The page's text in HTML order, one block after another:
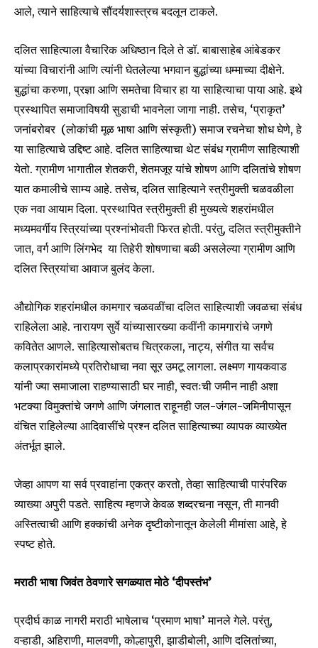
Fans Followers
आले, त्याने साहित्याचे सौंदर्यशास्त्रच बदलून टाकले.
दलित साहित्याला वैचारिक अधिष्ठान दिले ते डॉ. बाबासाहेब आंबेडकर
यांच्या विचारांनी आणि त्यांनी घेतलेल्या भगवान बुद्धांच्या धम्माच्या दीक्षेने.
बुद्धांचा करुणा, प्रज्ञा आणि समतेचा विचार हा या साहित्याचा पाया आहे. इथे
प्रस्थापित समाजाविषयी सुडाची भावनेला जागा नाही. तसेच, ‘प्राकृत’
जनांबरोबर (लोकांची मूळ भाषा आणि संस्कृती) समाज रचनेचा शोध घेणे, हे
या साहित्याचे उद्दिष्ट आहे. दलित साहित्याचा थेट संबंध ग्रामीण साहित्याशी
येतो. ग्रामीण भागातील शेतकरी, शेतमजूर यांचे शोषण आणि दलितांचे शोषण
यात कमालीचे साम्य आहे. तसेच, दलित साहित्याने स्त्रीमुक्ती चळवळीला
एक नवा आयाम दिला. प्रस्थापित स्त्रीमुक्ती ही मुख्यत्वे शहरांमधील
मध्यमवर्गीय स्त्रियांच्या प्रश्नांभोवती फिरत होती. परंतु, दलित स्त्रीमुक्तीने
जात, वर्ग आणि लिंगभेद या तिहेरी शोषणाचा बळी असलेल्या ग्रामीण आणि
दलित स्त्रियांचा आवाज बुलंद केला.
औद्योगिक शहरांमधील कामगार चळवळींचा दलित साहित्याशी जवळचा संबंध
राहिलेला आहे. नारायण सुर्वे यांच्यासारख्या कवींनी कामगारांचे जगणे
कवितेत आणले. साहित्यासोबतच चित्रकला, नाट्य, संगीत या सर्वच
कलाप्रकारांमध्ये प्रतिरोधाचा नवा सूर उमटू लागला. लक्ष्मण गायकवाड
यांनी ज्या समाजाला राहण्यासाठी घर नाही, स्वतःची जमीन नाही अशा
भटक्या विमुक्तांचे जगणे आणि जंगलात राहूनही जल-जंगल-जमिनीपासून
वंचित राहिलेल्या आदिवासींचे प्रश्न दलित साहित्याच्या व्यापक व्याख्येत
अंतर्भूत झाले.
जेव्हा आपण या सर्व प्रवाहांना एकत्र करतो, तेव्हा साहित्याची पारंपरिक
व्याख्या अपुरी पडते. साहित्य म्हणजे केवळ शब्दरचना नसून, ती मानवी
अस्तित्वाची आणि हक्कांची अनेक दृष्टीकोनातून केलेली मीमांसा आहे, हे
स्पष्ट होते.
मराठी भाषा जिवंत ठेवणारे सगळ्यात मोठे ‘दीपस्तंभ’
प्रदीर्घ काळ नागरी मराठी भाषेलाच ‘प्रमाण भाषा’ मानले गेले. परंतु,
वऱ्हाडी, अहिराणी, मालवणी, कोल्हापुरी, झाडीबोली, आणि दलितांच्या,